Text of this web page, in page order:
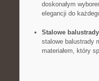
doskonałym⁣
⁢elegancji do
Stalowe
stalowe balustrady
materiałem,​ który